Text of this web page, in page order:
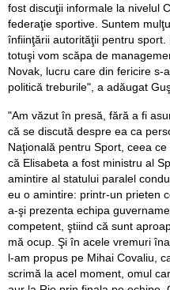
fost discuţii informale la nivelul
federaţie sportive. Suntem
înfiinţării autorităţii pentru
totuşi vom scăpa de
Novak, lucru care din fericire
politică treburile", a adăugat
"Am văzut în presă, fără a fi
că se discută despre ea ca
Naţională pentru Sport, ceea
că Elisabeta a fost ministru al
amintire al statului paralel
eu o amintire: printr-un prieten
a-şi prezenta echipa
competent, ştiind că sunt
mă ocup. Şi în acele vremuri
l-am propus pe Mihai Covaliu,
scrimă la acel moment, omul